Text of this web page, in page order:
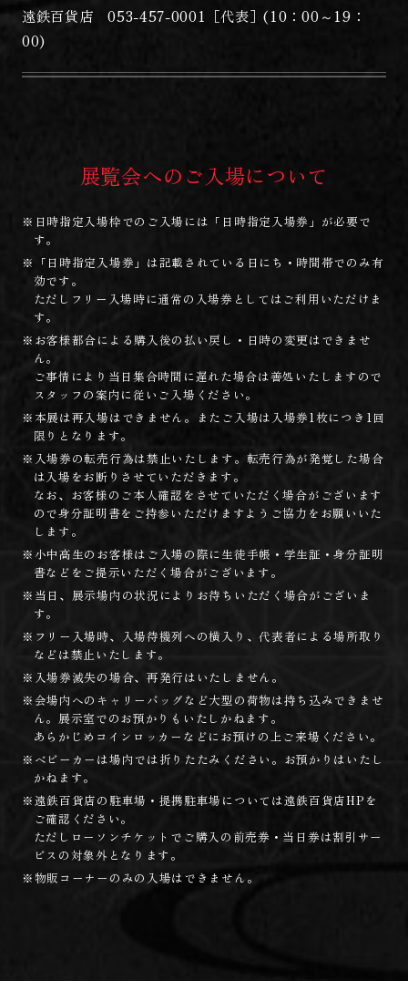
遠鉄百貨店 053-457-0001［代表］(10：00～19：
00)
展覧会へのご入場について
※日時指定入場枠でのご入場には「日時指定入場券」が必要で
す。
※「日時指定入場券」は記載されている日にち・時間帯でのみ有
効です。
ただしフリー入場時に通常の入場券としてはご利用いただけま
す。
※お客様都合による購入後の払い戻し・日時の変更はできませ
ん。
ご事情により当日集合時間に遅れた場合は善処いたしますので
スタッフの案内に従いご入場ください。
※本展は再入場はできません。またご入場は入場券1枚につき1回
限りとなります。
※入場券の転売行為は禁止いたします。転売行為が発覚した場合
は入場をお断りさせていただきます。
なお、お客様のご本人確認をさせていただく場合がございます
ので身分証明書をご持参いただけますようご協力をお願いいた
します。
※小中高生のお客様はご入場の際に生徒手帳・学生証・身分証明
書などをご提示いただく場合がございます。
※当日、展示場内の状況によりお待ちいただく場合がございま
す。
※フリー入場時、入場待機列への横入り、代表者による場所取り
などは禁止いたします。
※入場券滅失の場合、再発行はいたしません。
※会場内へのキャリーバッグなど大型の荷物は持ち込みできませ
ん。展示室でのお預かりもいたしかねます。
あらかじめコインロッカーなどにお預けの上ご来場ください。
※ベビーカーは場内では折りたたみください。お預かりはいたし
かねます。
※遠鉄百貨店の駐車場・提携駐車場については遠鉄百貨店HPを
ご確認ください。
ただしローソンチケットでご購入の前売券・当日券は割引サー
ビスの対象外となります。
※物販コーナーのみの入場はできません。